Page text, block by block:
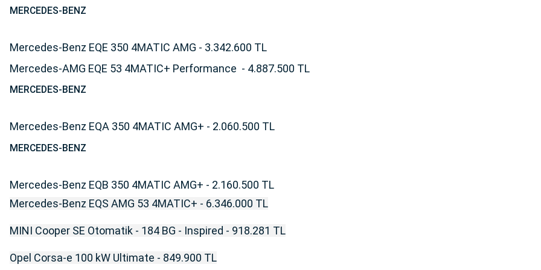
MERCEDES-BENZ
Mercedes-Benz EQE 350 4MATIC AMG - 3.342.600 TL
Mercedes-AMG EQE 53 4MATIC+ Performance - 4.887.500 TL
MERCEDES-BENZ
Mercedes-Benz EQA 350 4MATIC AMG+ - 2.060.500 TL
MERCEDES-BENZ
Mercedes-Benz EQB 350 4MATIC AMG+ - 2.160.500 TL
Mercedes-Benz EQS AMG 53 4MATIC+ - 6.346.000 TL
MINI Cooper SE Otomatik - 184 BG - Inspired - 918.281 TL
Opel Corsa-e 100 kW Ultimate - 849.900 TL